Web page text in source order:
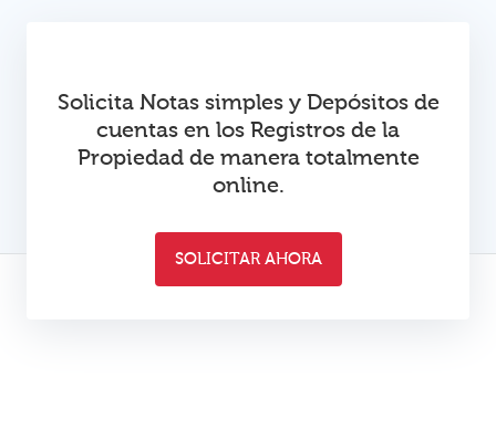
Solicita Notas simples y Depósitos de
cuentas en los Registros de la
Propiedad de manera totalmente
online.
SOLICITAR AHORA